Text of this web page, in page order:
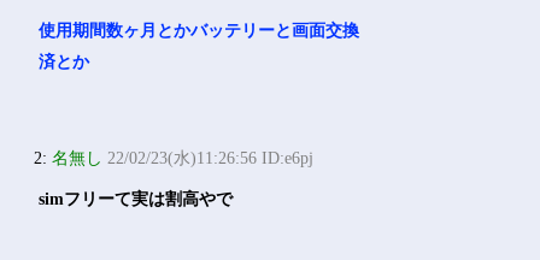
使用期間数ヶ月とかバッテリーと画面交換
済とか
2:名無し 22/02/23(水)11:26:56 ID:e6pj
simフリーて実は割高やで